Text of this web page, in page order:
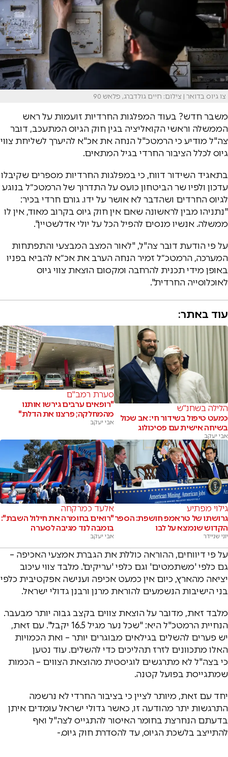
צו גיוס בדואר | צילום: חיים גולדברג, פלאש 90
משבר חדש? בעוד המפלגות החרדיות זועמות על ראש
הממשלה וראשי הקואליציה בגין חוק הגיוס המתעכב, דובר
צה"ל מודיע כי הרמטכ"ל הנחה את אכ"א להיערך לשליחת צווי
גיוס לכלל הציבור החרדי בגיל המתאים.
בתאגיד השידור דווח, כי במפלגות החרדיות מספרים שקיבלו
עדכון ולפיו שר הביטחון כועס על התדרוך של הרמטכ״ל בנוגע
לגיוס החרדים ושהדבר לא אושר על ידו. גורם חרדי בכיר:
"נתניהו מבין לראשונה שאם אין חוק גיוס בקרוב מאוד, אין לו
ממשלה. אנשיו מנסים להפיל הכל על יולי אדלשטיין".
על פי הודעת דובר צה"ל, "לאור המצב המבצעי והתפתחות
המערכה, הרמטכ״ל זמיר הנחה הערב את אכ״א להביא בפניו
באופן מידי תכנית להרחבה ומקסום הוצאת צווי גיוס
לאוכלוסייה החרדית".
עוד באתר:
הלילה בשחנ"ש
כמעט טיפול בשידור חי: אב שכול
בשיחה אישית עם פסיכולוג
אבי יעקב
סערת רמב"ם
"רופאים ערבים גירשו אותנו
מהמחלקה; פרצנו את הדלת"
אבי יעקב
גילוי מפתיע
גרושתו של טראמפ חושפת: הספר
הקדוש שנמצא על לבו
יוני שניידר
אלעד כמרקחה
"רואים בחומרה את חילול השבת":
בומבה לנד מגיבה לסערה
אבי יעקב
על פי דיווחים, ההוראה כוללת את הגברת אמצעי האכיפה –
גם כלפי 'משתמטים' וגם כלפי 'עריקים'. מלבד צווי עיכוב
יציאה מהארץ, כיום אין כמעט אכיפה וענישה אפקטיבית כלפי
בני הישיבות הנשמעים להוראת מרנן ורבנן גדולי ישראל.
מלבד זאת, מדובר על הוצאת צווים בקצב גבוה יותר מבעבר.
הנחיית הרמטכ"ל היא: "שכל נער מגיל 16.5 יקבל". עם זאת,
יש פערים להשלים בגילאים מבוגרים יותר – ואת הכמויות
האלו מתכוונים לזרז תהליכים כדי להשלים. עוד נטען
כי ‏בצה"ל לא מתרגשים לוגיסטית מהוצאת הצווים – הכמות
שמתגייסת בפועל קטנה.
יחד עם זאת, מיותר לציין כי בציבור החרדי לא נרשמה
התרגשות יתר מהודעה זו, כאשר גדולי ישראל עומדים איתן
בדעתם הנחרצת בחומר האיסור להתגייס לצה"ל ואף
להתייצב בלשכת הגיוס, עד להסדרת חוק גיוס.-